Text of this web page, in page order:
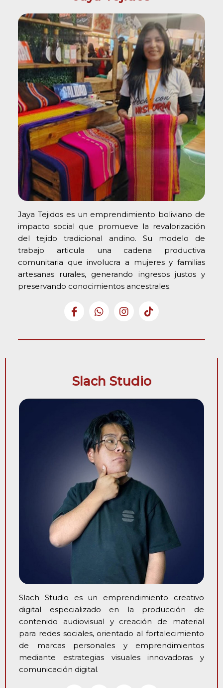
Jaya Tejidos es un emprendimiento boliviano de
impacto social que promueve la revalorización
del tejido tradicional andino. Su modelo de
trabajo articula una cadena productiva
comunitaria que involucra a mujeres y familias
artesanas rurales, generando ingresos justos y
preservando conocimientos ancestrales.
Slach Studio
Slach Studio es un emprendimiento creativo
digital especializado en la producción de
contenido audiovisual y creación de material
para redes sociales, orientado al fortalecimiento
de marcas personales y emprendimientos
mediante estrategias visuales innovadoras y
comunicación digital.